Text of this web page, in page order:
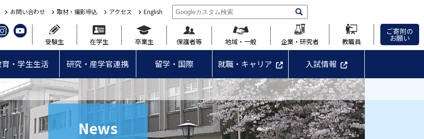
お問い合わせ 取材・撮影申込 アクセス English
受験生 在学生 卒業生 保護者等 地域・一般 企業・研究者 教職員
ご寄附の
お願い
育・学生生活 研究・産学官連携 留学・国際 就職・キャリア 入試情報
News